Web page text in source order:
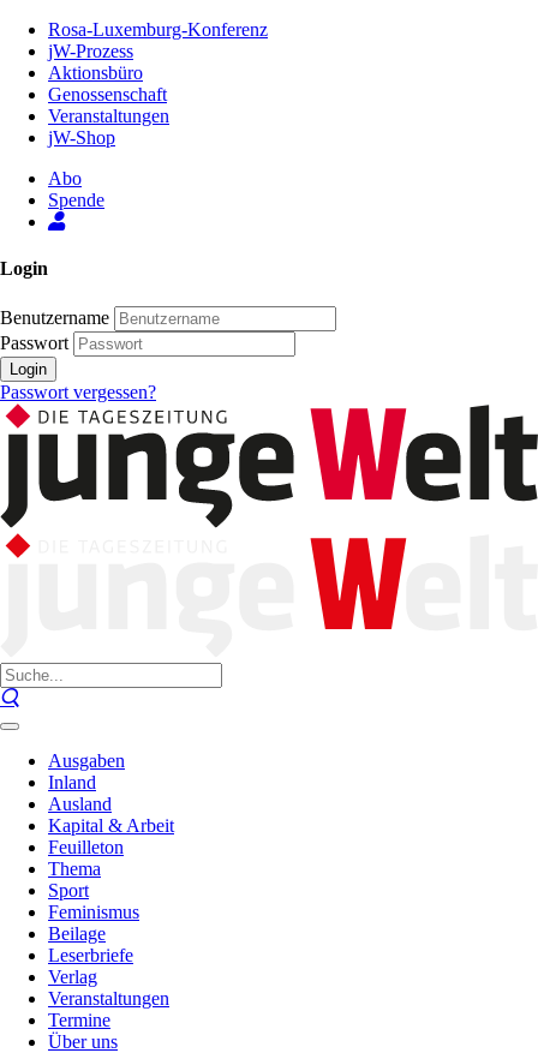
Inhalt
Seite
Rosa-Luxemburg-Konferenz
jW-Prozess
Aktionsbüro
Genossenschaft
Veranstaltungen
jW-Shop
Abo
Spende
Login
Benutzername
Passwort
Login
Passwort vergessen?
Ausgaben
Inland
Ausland
Kapital & Arbeit
Feuilleton
Thema
Sport
Feminismus
Beilage
Leserbriefe
Verlag
Veranstaltungen
Termine
Über uns